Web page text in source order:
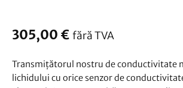
305,00 € fără TVA
Transmițătorul nostru de conductivitate
lichidului cu orice senzor de